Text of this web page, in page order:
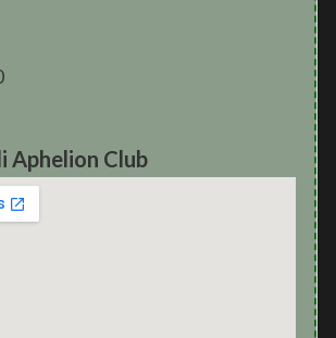
Aphelion Club